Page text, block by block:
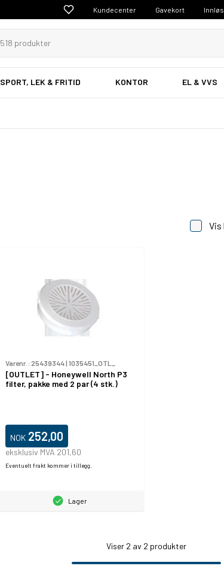
Kundecenter Gavekort
SPORT, LEK & FRITID KONTOR EL & VVS
Vis
Varenr.: 25439344| 1035451_OTL_
[OUTLET] - Honeywell North P3
filter, pakke med 2 par (4 stk.)
NOK 252,00
eksklusiv MVA 201,60
Eventuelt frakt kommer i tillegg.
Lager
Viser 2 av 2 produkter